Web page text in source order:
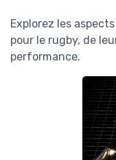
Explorez les
pour le rugby, de
performance.